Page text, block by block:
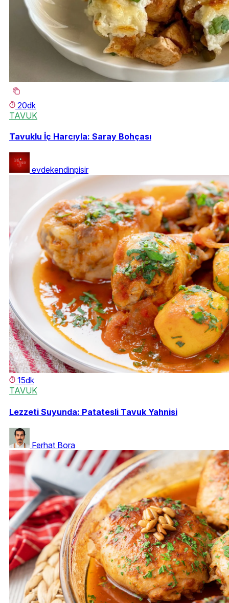
20dk
TAVUK
Tavuklu İç Harcıyla: Saray Bohçası
evdekendinpisir
15dk
TAVUK
Lezzeti Suyunda: Patatesli Tavuk Yahnisi
Ferhat Bora